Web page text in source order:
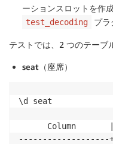
ーションスロットを作
test_decoding プラ
テストでは、2 つのテーブ
seat （座席）
\d seat
Column
-------------------